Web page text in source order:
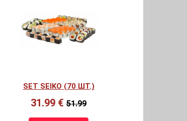
SET SEIKO (70 ШТ.)
31.99 € 51.99